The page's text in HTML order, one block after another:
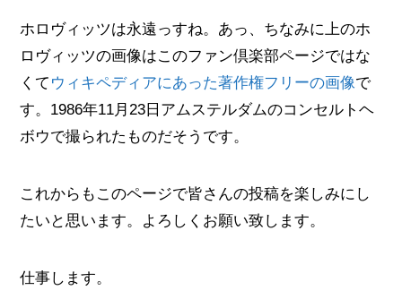
ホロヴィッツは永遠っすね。あっ、ちなみに上のホ
ロヴィッツの画像はこのファン倶楽部ページではな
くて ウィキペディアにあった著作権フリーの画像で
す。1986年11月23日アムステルダムのコンセルトヘ
ボウで撮られたものだそうです。
これからもこのページで皆さんの投稿を楽しみにし
たいと思います。よろしくお願い致します。
仕事します。